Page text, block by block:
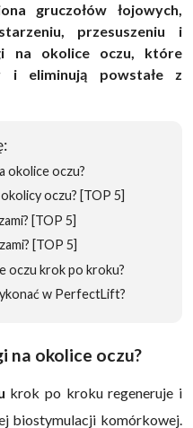
gruczołów łojowych,
przesuszeniu i
na okolice oczu, które
i eliminują powstałe z
okolice oczu?
oczu? [TOP 5]
[TOP 5]
[TOP 5]
oczu krok po kroku?
w PerfectLift?
na okolice oczu?
krok po kroku regeneruje i
biostymulacji komórkowej.